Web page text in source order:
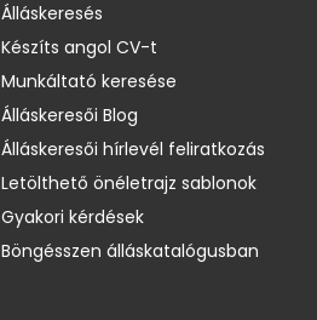
Álláskeresés
Készíts angol CV-t
Munkáltató keresése
Álláskeresői Blog
Álláskeresői hírlevél feliratkozás
Letölthető önéletrajz sablonok
Gyakori kérdések
Böngésszen álláskatalógusban